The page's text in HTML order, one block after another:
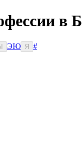
в
ЭЮ Я #